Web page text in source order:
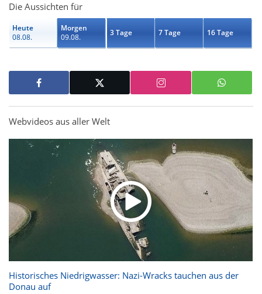
Die Aussichten für
Heute
08.08.
Morgen
09.08.
3 Tage 7 Tage 16 Tage
Webvideos aus aller Welt
Historisches Niedrigwasser: Nazi-Wracks tauchen aus der
Donau auf